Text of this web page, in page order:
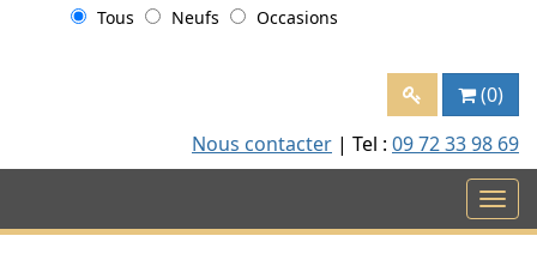
Tous
Neufs Occasions
(0)
Nous contacter | Tel : 09 72 33 98 69